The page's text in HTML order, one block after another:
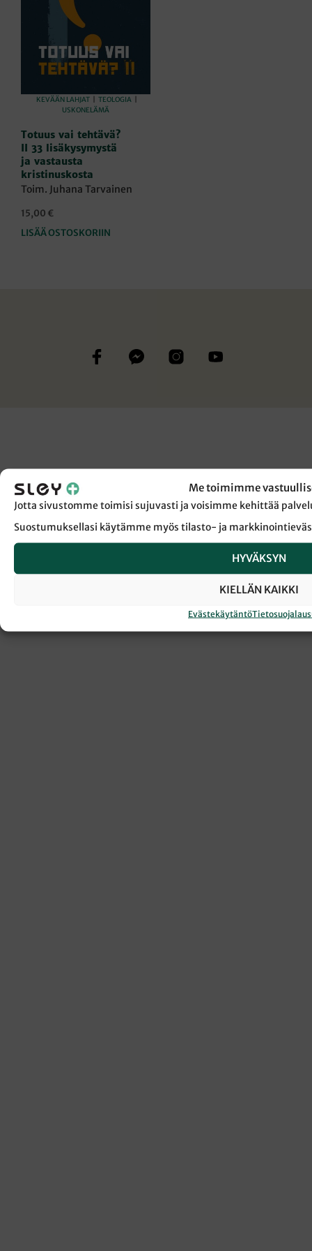
Me toimimme
Jotta sivustomme toimisi sujuvasti ja voisimme kehittää
Suostumuksellasi käytämme myös tilasto- ja
HYVÄKSYN
KIELLÄN KAIKKI
Evästekäytäntö
KEVÄÄN LAHJAT TEOLOGIA
USKONELÄMÄ
Totuus vai tehtävä?
II 33 lisäkysymystä
ja vastausta
kristinuskosta
Toim. Juhana Tarvainen
15,00 €
LISÄÄ OSTOSKORIIN